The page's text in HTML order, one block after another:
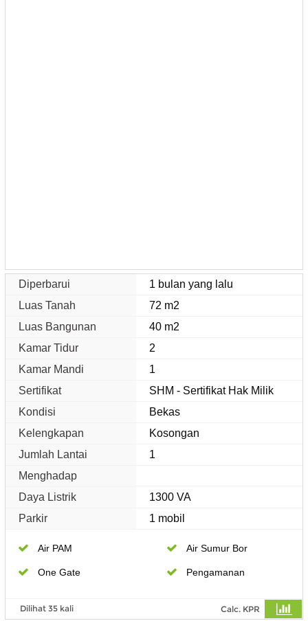
Diperbarui
1 bulan yang lalu
Luas Tanah
72 m2
Luas Bangunan
40 m2
Kamar Tidur
2
Kamar Mandi
1
Sertifikat
SHM - Sertifikat Hak Milik
Kondisi
Bekas
Kelengkapan
Kosongan
Jumlah Lantai
1
Menghadap
Daya Listrik
1300 VA
Parkir
1 mobil
Air PAM Air Sumur Bor
One Gate Pengamanan
Dilihat 35 kali Calc. KPR